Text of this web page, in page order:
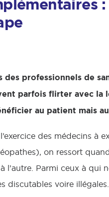
des professionnels de
parfois flirter avec la
au patient mais
des médecins à
on ressort
l’autre. Parmi ceux à qui
discutables voire illégales.